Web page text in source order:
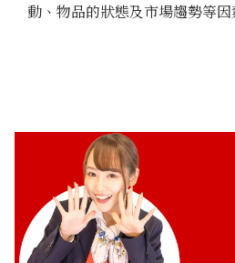
IWC Ingenieur 666
參考回收價
動、物品的狀態及市場趨勢等因